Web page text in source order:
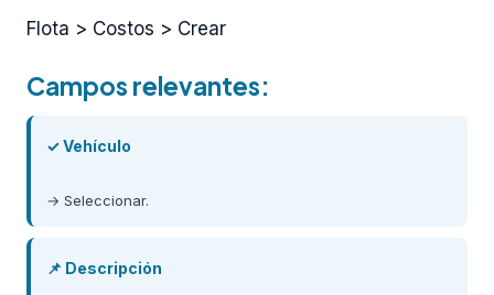
Flota > Costos > Crear
Campos relevantes:
✓ Vehículo
→ Seleccionar.
📌 Descripción